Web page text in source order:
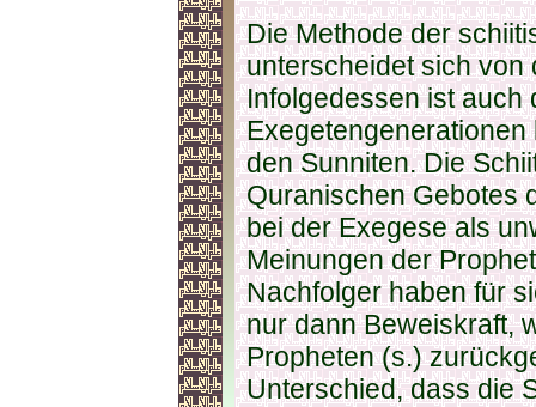
Die Methode der
unterscheidet sich von
Infolgedessen ist auch
den Sunniten. Die
Quranischen Gebotes
bei der Exegese als
Meinungen der
Nachfolger haben für
nur dann Beweiskraft,
Propheten (s.)
Unterschied, dass die